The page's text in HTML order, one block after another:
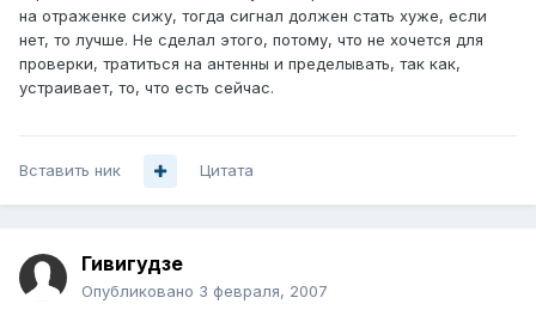
на отраженке сижу, тогда сигнал должен стать хуже, если
нет, то лучше. Не сделал этого, потому, что не хочется для
проверки, тратиться на антенны и пределывать, так как,
устраивает, то, что есть сейчас.
Вставить ник Цитата
Гивигудзе
Опубликовано 3 февраля, 2007